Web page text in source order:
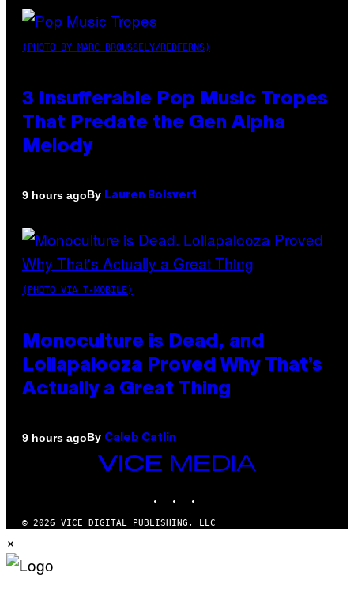
(PHOTO BY MARC BROUSSELY/REDFERNS)
3 Insufferable Pop Music Tropes
That Predate the Gen Alpha
Melody
9 hours agoBy Lauren Boisvert
(PHOTO VIA T-MOBILE)
Monoculture is Dead, and
Lollapalooza Proved Why That’s
Actually a Great Thing
9 hours agoBy Caleb Catlin
VICE
© 2026 VICE DIGITAL PUBLISHING, LLC
×